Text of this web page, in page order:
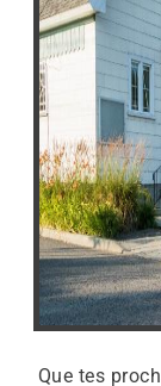
Que tes